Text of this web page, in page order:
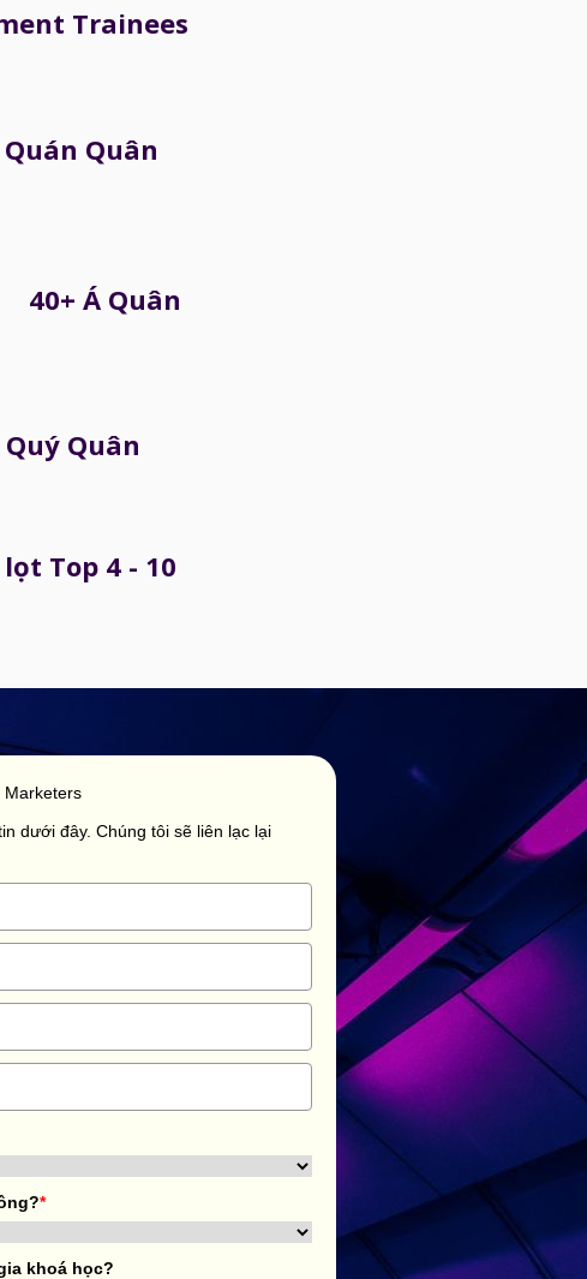
Quán Quân
40+ Á Quân
Quý Quân
Trainees
Top 4 - 10
Marketers
dưới đây. Chúng tôi sẽ liên lạc lại
*
khoá học?